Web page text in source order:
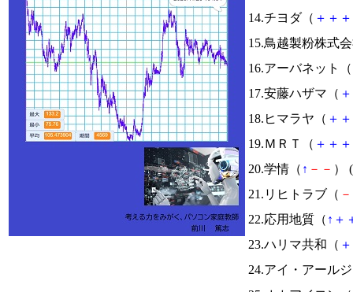
14.チヨダ（ ＋ ＋ ＋
15.鳥越製粉株式
16.アーバネット（
17.安藤ハザマ（ ＋
18.ヒマラヤ（ ＋ ＋
19.ＭＲＴ（ ＋ ＋ ＋
20.学情（ ↑ － － ） (
21.リヒトラブ（ －
22.応用地質（ ↑ ＋
23.ハリマ共和（ ＋
24.アイ・アール